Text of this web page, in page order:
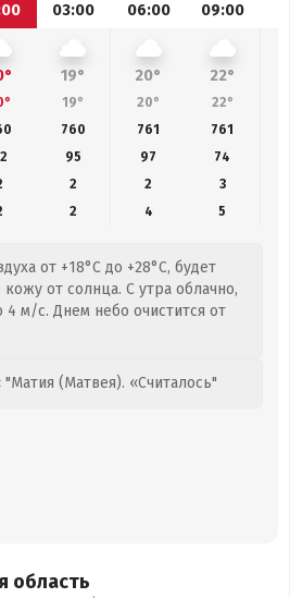
03:00 06:00 09:00
19° 20° 22°
19° 20° 22°
760 761 761
95 97 74
2 2
3
2 4 5
от +18°C до +28°C, будет
от солнца. С утра облачно,
4 м/с. Днем небо очистится от
"Матия (Матвея). «Считалось"
область